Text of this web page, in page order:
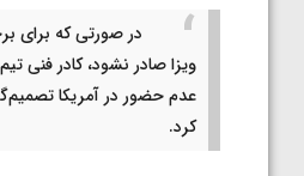
در صورتی که برای
ویزا صادر نشود، کادر فنی
عدم حضور در آمریکا
کرد.